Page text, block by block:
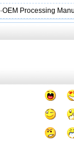
·OEM Processing